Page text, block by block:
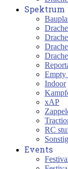
Spektrum
Empty
Indoor
xAP
RC
Events